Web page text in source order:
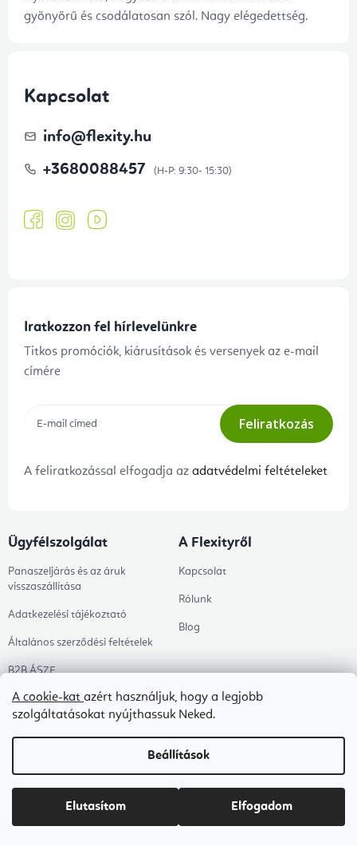
A cookie-kat azért használjuk, hogy a legjobb
szolgáltatásokat nyújthassuk Neked.
Beállítások
Elutasítom Elfogadom
gyönyörű és csodálatosan szól. Nagy elégedettség.
Kapcsolat
info@flexity.hu
+3680088457
Iratkozzon fel hírlevelünkre
Titkos promóciók, kiárusítások és versenyek az e-mail
címére
Feliratkozás
A feliratkozással elfogadja az adatvédelmi feltételeket
Ügyfélszolgálat
Panaszeljárás és az áruk
visszaszállítása
Adatkezelési tájékoztató
Általános szerződési feltételek
B2B ÁSZF
Ingyenes kézbesítés
A Flexityről
Kapcsolat
Rólunk
Blog
Kategóriák Témák